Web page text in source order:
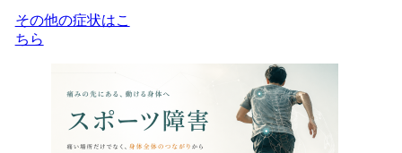
その他の症状はこ
ちら